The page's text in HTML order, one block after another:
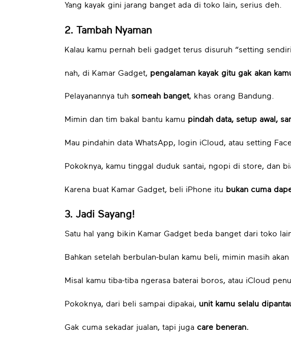
Yang kayak gini jarang banget ada di toko lain, serius deh.
2. Tambah Nyaman
Kalau kamu pernah beli gadget terus disuruh “setting
nah, di Kamar Gadget, pengalaman kayak gitu gak akan
Pelayanannya tuh someah banget, khas orang Bandung.
Mimin dan tim bakal bantu kamu pindah data, setup awal,
Mau pindahin data WhatsApp, login iCloud, atau setting
Pokoknya, kamu tinggal duduk santai, ngopi di store, dan
Karena buat Kamar Gadget, beli iPhone itu bukan cuma
3. Jadi Sayang!
Satu hal yang bikin Kamar Gadget beda banget dari toko
Bahkan setelah berbulan-bulan kamu beli, mimin masih
Misal kamu tiba-tiba ngerasa baterai boros, atau iCloud
Pokoknya, dari beli sampai dipakai, unit kamu selalu
Gak cuma sekadar jualan, tapi juga care beneran.